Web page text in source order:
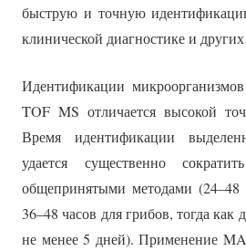
быструю и точную
клинической диагностике и других
Идентификации
TOF MS отличается высокой
Время идентификации
удается существенно
общепринятыми методами (24–48
36–48 часов для грибов, тогда как
не менее 5 дней). Применение